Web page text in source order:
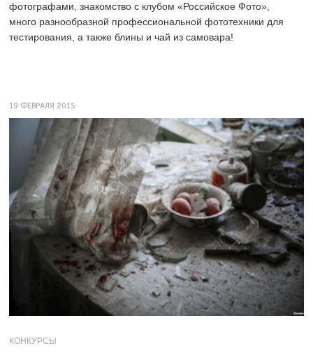
фотографами, знакомство с клубом «Российское Фото»,
много разнообразной профессиональной фототехники для
тестирования, а также блины и чай из самовара!
19 ФЕВРАЛЯ 2015
КОНКУРСЫ